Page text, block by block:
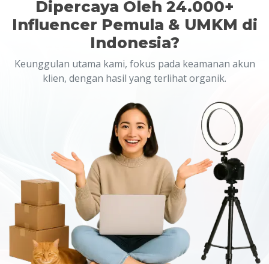
Dipercaya Oleh 24.000+
Influencer Pemula & UMKM di
Indonesia?
Keunggulan utama kami, fokus pada keamanan akun
klien, dengan hasil yang terlihat organik.